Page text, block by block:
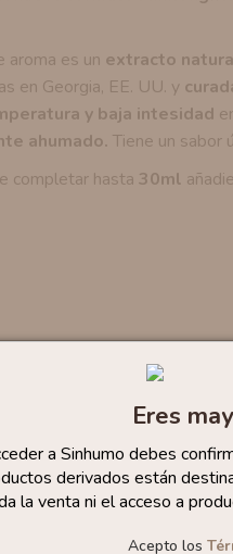
Eres
a Sinhumo debes
derivados están
la venta ni el acceso a
Acepto los
aroma es un extracto
en Georgia, EE. UU. y
y baja intesidad
ahumado. Tiene un sabor
completar hasta 30ml